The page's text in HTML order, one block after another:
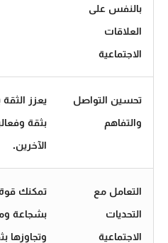
بالنفس على
العلاقات
الاجتماعية
تحسين التواصل
والتفاهم
يعزز
بثقة
الآخرين.
التعامل مع
التحديات
الاجتماعية
تمكنك
بشجاعة
وتجاوزها